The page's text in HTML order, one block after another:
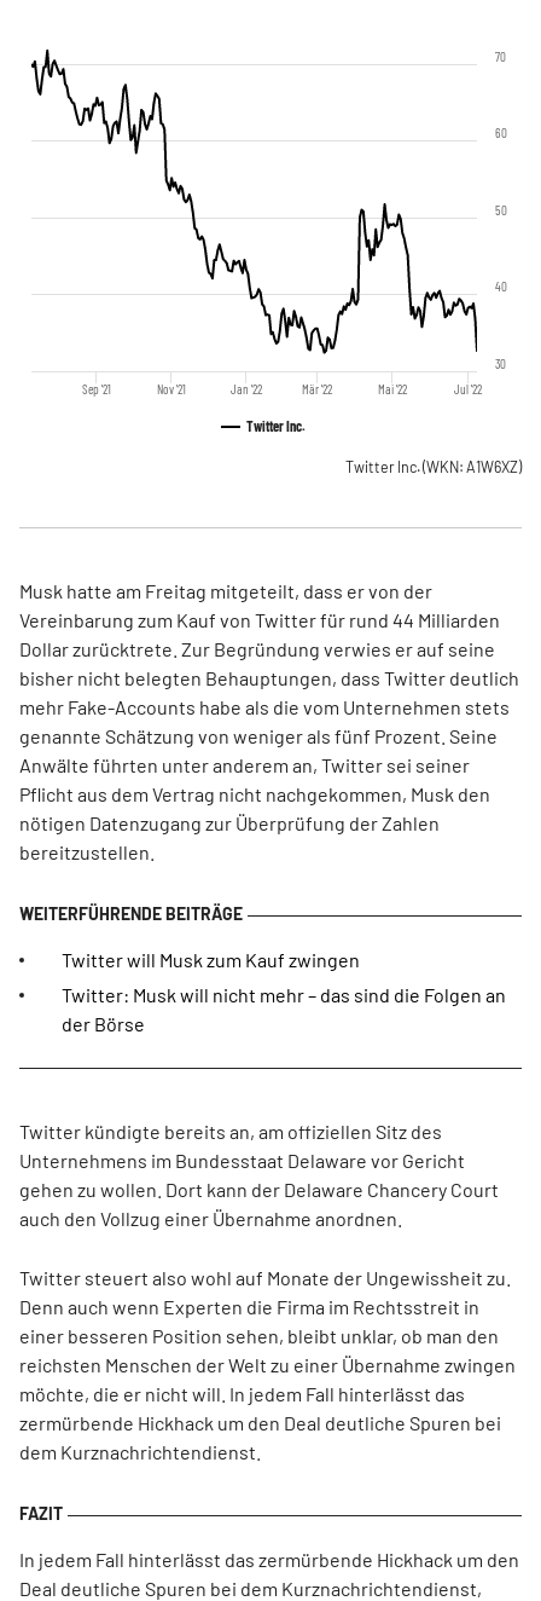
Twitter Inc.
Sep '21 Nov '21 Jan '22 Mär '22 Mai '22 Jul '22
30
40
50
60
70
Twitter Inc.(WKN: A1W6XZ)
Musk hatte am Freitag mitgeteilt, dass er von der
Vereinbarung zum Kauf von Twitter für rund 44 Milliarden
Dollar zurücktrete. Zur Begründung verwies er auf seine
bisher nicht belegten Behauptungen, dass Twitter deutlich
mehr Fake-Accounts habe als die vom Unternehmen stets
genannte Schätzung von weniger als fünf Prozent. Seine
Anwälte führten unter anderem an, Twitter sei seiner
Pflicht aus dem Vertrag nicht nachgekommen, Musk den
nötigen Datenzugang zur Überprüfung der Zahlen
bereitzustellen.
Twitter will Musk zum Kauf zwingen
Twitter: Musk will nicht mehr – das sind die Folgen an
der Börse
Twitter kündigte bereits an, am offiziellen Sitz des
Unternehmens im Bundesstaat Delaware vor Gericht
gehen zu wollen. Dort kann der Delaware Chancery Court
auch den Vollzug einer Übernahme anordnen.
Twitter steuert also wohl auf Monate der Ungewissheit zu.
Denn auch wenn Experten die Firma im Rechtsstreit in
einer besseren Position sehen, bleibt unklar, ob man den
reichsten Menschen der Welt zu einer Übernahme zwingen
möchte, die er nicht will. In jedem Fall hinterlässt das
zermürbende Hickhack um den Deal deutliche Spuren bei
dem Kurznachrichtendienst.
In jedem Fall hinterlässt das zermürbende Hickhack um den
Deal deutliche Spuren bei dem Kurznachrichtendienst,